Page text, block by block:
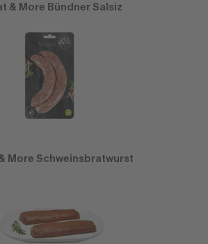
& More Bündner Salsiz
More Schweinsbratwurst